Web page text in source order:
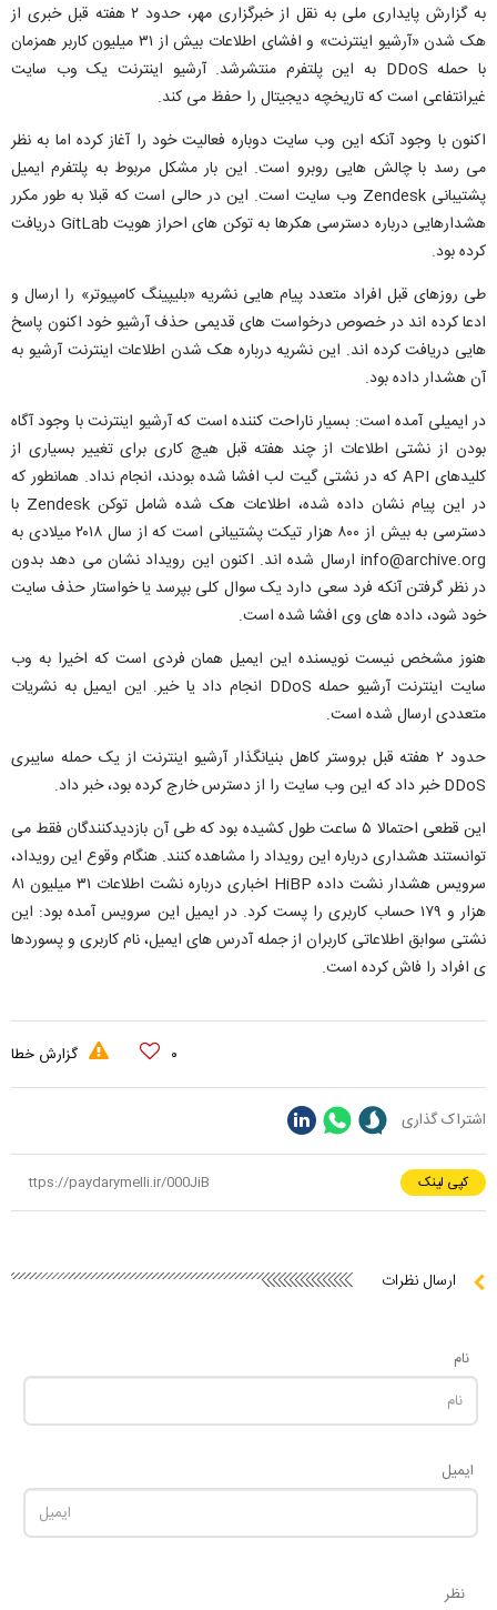
به گزارش پایداری ملی به نقل از خبرگزاری مهر، حدود ۲ هفته قبل خبری از
هک شدن «آرشیو اینترنت» و افشای اطلاعات بیش از ۳۱ میلیون کاربر همزمان
با حمله DDoS به این پلتفرم منتشرشد. آرشیو اینترنت یک وب سایت
غیرانتفاعی است که تاریخچه دیجیتال را حفظ می کند.
اکنون با وجود آنکه این وب سایت دوباره فعالیت خود را آغاز کرده اما به نظر
می رسد با چالش هایی روبرو است. این بار مشکل مربوط به پلتفرم ایمیل
پشتیبانی Zendesk وب سایت است. این در حالی است که قبلا به طور مکرر
هشدارهایی درباره دسترسی هکرها به توکن های احراز هویت GitLab دریافت
کرده بود.
طی روزهای قبل افراد متعدد پیام هایی نشریه «بلیپینگ کامپیوتر» را ارسال و
ادعا کرده اند در خصوص درخواست های قدیمی حذف آرشیو خود اکنون پاسخ
هایی دریافت کرده اند. این نشریه درباره هک شدن اطلاعات اینترنت آرشیو به
آن هشدار داده بود.
در ایمیلی آمده است: بسیار ناراحت کننده است که آرشیو اینترنت با وجود آگاه
بودن از نشتی اطلاعات از چند هفته قبل هیچ کاری برای تغییر بسیاری از
کلیدهای API که در نشتی گیت لب افشا شده بودند، انجام نداد. همانطور که
در این پیام نشان داده شده، اطلاعات هک شده شامل توکن Zendesk با
دسترسی به بیش از ۸۰۰ هزار تیکت پشتیبانی است که از سال ۲۰۱۸ میلادی به
info@archive.org ارسال شده اند. اکنون این رویداد نشان می دهد بدون
در نظر گرفتن آنکه فرد سعی دارد یک سوال کلی بپرسد یا خواستار حذف سایت
خود شود، داده های وی افشا شده است.
هنوز مشخص نیست نویسنده این ایمیل همان فردی است که اخیرا به وب
سایت اینترنت آرشیو حمله DDoS انجام داد یا خیر. این ایمیل به نشریات
متعددی ارسال شده است.
حدود ۲ هفته قبل بروستر کاهل بنیانگذار آرشیو اینترنت از یک حمله سایبری
DDoS خبر داد که این وب سایت را از دسترس خارج کرده بود، خبر داد.
این قطعی احتمالا ۵ ساعت طول کشیده بود که طی آن بازدیدکنندگان فقط می
توانستند هشداری درباره این رویداد را مشاهده کنند. هنگام وقوع این رویداد،
سرویس هشدار نشت داده HiBP اخباری درباره نشت اطلاعات ۳۱ میلیون ۸۱
هزار و ۱۷۹ حساب کاربری را پست کرد. در ایمیل این سرویس آمده بود: این
نشتی سوابق اطلاعاتی کاربران از جمله آدرس های ایمیل، نام کاربری و پسوردها
ی افراد را فاش کرده است.
۰ گزارش خطا
اشتراک گذاری
کپی لینک
ارسال نظرات
نام
ایمیل
نظر